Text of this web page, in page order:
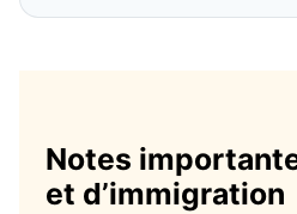
Notes
et d’immigration